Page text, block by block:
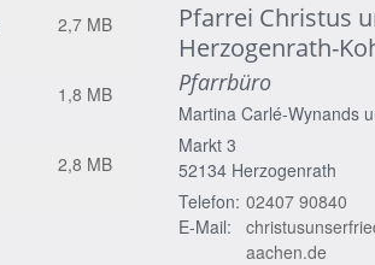
2,7 MB
1,8 MB
2,8 MB
Pfarrei Christus
Herzogenrath-
Pfarrbüro
Martina Carlé-Wynands
Markt 3
52134 Herzogenrath
Telefon: 02407 90840
E-Mail:
aachen.de